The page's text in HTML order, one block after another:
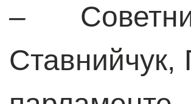
–
Ставнийчук,